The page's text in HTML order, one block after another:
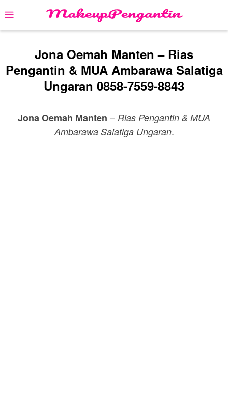
to
content
Mobile
Menu
Jona Oemah Manten – Rias
Pengantin & MUA Ambarawa Salatiga
Ungaran 0858-7559-8843
Jona Oemah Manten – Rias Pengantin & MUA
Ambarawa Salatiga Ungaran.